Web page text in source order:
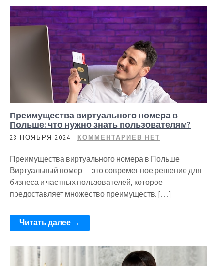
Преимущества виртуального номера в
Польше: что нужно знать пользователям?
23 НОЯБРЯ 2024 КОММЕНТАРИЕВ НЕТ
Преимущества виртуального номера в Польше
Виртуальный номер — это современное решение для
бизнеса и частных пользователей, которое
предоставляет множество преимуществ. […]
Читать далее →